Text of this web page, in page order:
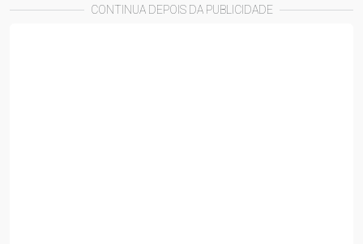
CONTINUA DEPOIS DA PUBLICIDADE